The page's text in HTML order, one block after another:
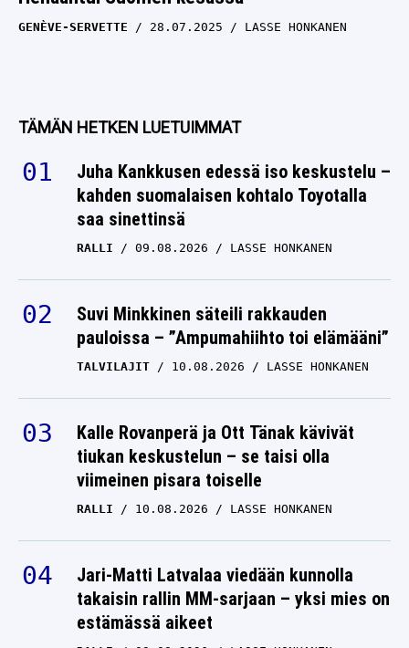
GENÈVE-SERVETTE 28.07.2025 LASSE HONKANEN
TÄMÄN HETKEN LUETUIMMAT
Juha Kankkusen edessä iso keskustelu –
kahden suomalaisen kohtalo Toyotalla
saa sinettinsä
RALLI 09.08.2026 LASSE HONKANEN
Suvi Minkkinen säteili rakkauden
pauloissa – ”Ampumahiihto toi elämääni”
TALVILAJIT 10.08.2026 LASSE HONKANEN
Kalle Rovanperä ja Ott Tänak kävivät
tiukan keskustelun – se taisi olla
viimeinen pisara toiselle
RALLI 10.08.2026 LASSE HONKANEN
Jari-Matti Latvalaa viedään kunnolla
takaisin rallin MM-sarjaan – yksi mies on
estämässä aikeet